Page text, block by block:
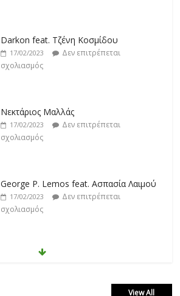
Darkon feat. Τζένη Κοσμίδου
17/02/2023
Δεν επιτρέπεται
σχολιασμός
Νεκτάριος Μαλλάς
17/02/2023
Δεν επιτρέπεται
σχολιασμός
George P. Lemos feat. Ασπασία Λαιμού
17/02/2023
Δεν επιτρέπεται
σχολιασμός
Μάριος Δαρβίρας
View All